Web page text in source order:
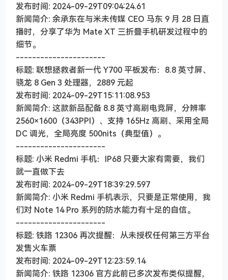
发布时间: 2024-09-29T09:04:24.61
新闻简介: 余承东在与米未传媒 CEO 马东 9 月 28 日直
播时，分享了华为 Mate XT 三折叠手机研发过程中的
细节。
----------------------
标题: 联想拯救者新一代 Y700 平板发布：8.8 英寸屏、
骁龙 8 Gen 3 处理器，2889 元起
发布时间: 2024-09-29T15:11:08.953
新闻简介: 这款新品配备 8.8 英寸高刷电竞屏，分辨率
2560×1600（343PPI）、支持 165Hz 高刷、采用全局
DC 调光，全局亮度 500nits（典型值）。
----------------------
标题: 小米 Redmi 手机：IP68 只要大家有需要，我们
就一直做下去
发布时间: 2024-09-29T18:39:29.597
新闻简介: 小米 Redmi 手机表示，只要是正常使用，我
们对 Note 14 Pro 系列的防水能力有十足的自信。
----------------------
标题: 铁路 12306 再次提醒：从未授权任何第三方平台
发售火车票
发布时间: 2024-09-29T12:23:59.14
新闻简介: 铁路 12306 官方此前已多次发布类似提醒，